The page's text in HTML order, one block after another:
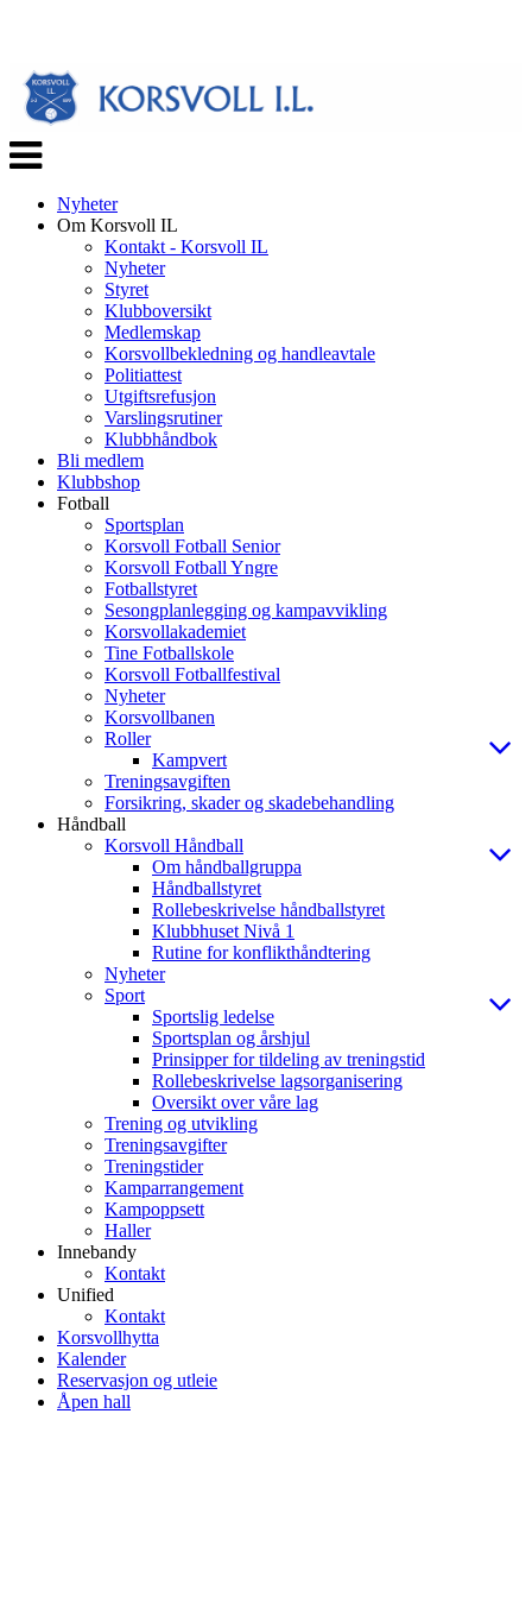
Veksle
navigasjon
Nyheter
Om Korsvoll IL
Kontakt - Korsvoll IL
Nyheter
Styret
Klubboversikt
Medlemskap
Korsvollbekledning og handleavtale
Politiattest
Utgiftsrefusjon
Varslingsrutiner
Klubbhåndbok
Bli medlem
Klubbshop
Fotball
Sportsplan
Korsvoll Fotball Senior
Korsvoll Fotball Yngre
Fotballstyret
Sesongplanlegging og kampavvikling
Korsvollakademiet
Tine Fotballskole
Korsvoll Fotballfestival
Nyheter
Korsvollbanen
Roller
Kampvert
Treningsavgiften
Forsikring, skader og skadebehandling
Håndball
Korsvoll Håndball
Om håndballgruppa
Håndballstyret
Rollebeskrivelse håndballstyret
Klubbhuset Nivå 1
Rutine for konflikthåndtering
Nyheter
Sport
Sportslig ledelse
Sportsplan og årshjul
Prinsipper for tildeling av treningstid
Rollebeskrivelse lagsorganisering
Oversikt over våre lag
Trening og utvikling
Treningsavgifter
Treningstider
Kamparrangement
Kampoppsett
Haller
Innebandy
Kontakt
Unified
Kontakt
Korsvollhytta
Kalender
Reservasjon og utleie
Åpen hall